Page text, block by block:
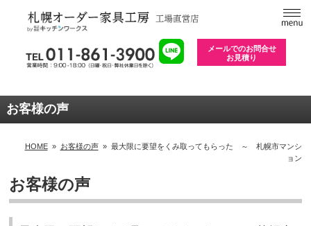
メールでのお問合せ
お見積り
お客様の声
HOME» お客様の声» 最大限に要望をくみ取ってもらった ～ 札幌市マンシ
ョン
お客様の声